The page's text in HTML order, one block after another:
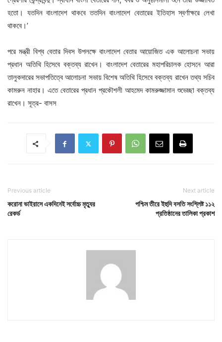
হতো। যতদিন বাংলাদেশ থাকবে ততদিন বাংলাদেশ বেতারের ইতিহাস স্বর্ণাক্ষরে লেখা
থাকবে।’
পরে মন্ত্রী বিশ্ব বেতার দিবস উপলক্ষে বাংলাদেশ বেতার আয়োজিত এক আলোচনা সভায়
প্রধান অতিথি হিসেবে বক্তব্য রাখেন। বাংলাদেশ বেতারের মহাপরিচালক হোসনে আরা
তালুকদারের সভাপতিত্বে আলোচনা সভায় বিশেষ অতিথি হিসেবে বক্তব্য রাখেন তথ্য সচিব
কামরুন নাহার। এতে বেতারের প্রধান প্রকৌশলী আহমেদ কামরুজ্জামান শুভেচ্ছা বক্তব্য
রাখেন। সূত্র- বাসস
Previous article
করোনা ভাইরাসে একদিনেই সর্বোচ্চ মৃত্যুর
রেকর্ড
Next article
পশ্চিম তীরে ইহুদি বসতি সংশ্লিষ্ট ১১২
প্রতিষ্ঠানের তালিকা প্রকাশ